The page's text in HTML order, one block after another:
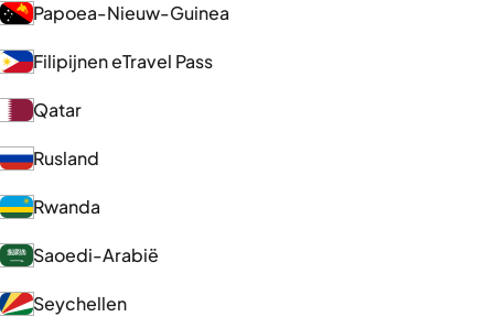
Papoea-Nieuw-Guinea
Filipijnen eTravel Pass
Qatar
Rusland
Rwanda
Saoedi-Arabië
Seychellen